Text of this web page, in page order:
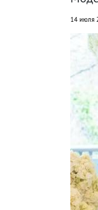
14 июля